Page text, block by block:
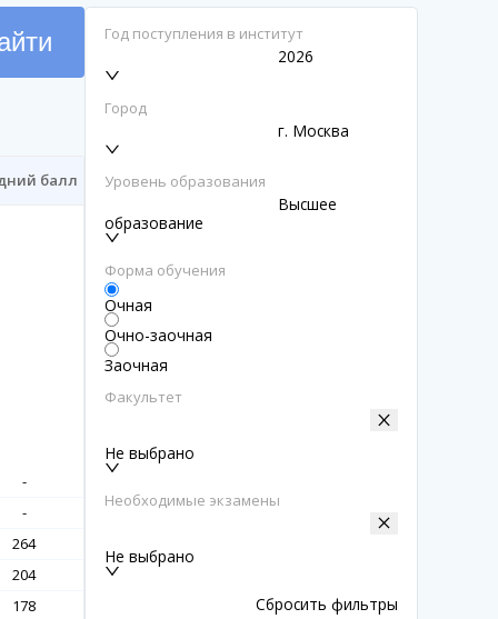
балл
-
-
264
204
178
Год поступления в институт
2026
Город
г. Москва
Уровень образования
Высшее
образование
Форма обучения
Очная
Очно-заочная
Заочная
Факультет
Не выбрано
Необходимые экзамены
Не выбрано
Сбросить фильтры